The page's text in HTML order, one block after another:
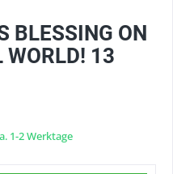
BLESSING ON
WORLD! 13
1-2 Werktage